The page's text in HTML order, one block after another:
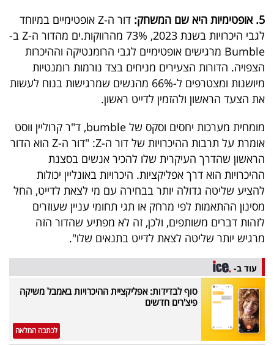
5. אופטימיות היא שם המשחק:
דור ה-Z אופטימיים במיוחד
לגבי היכרויות בשנת 2023, 73% מהרווקות.ים מהדור ה-Z ב-
Bumble מרגישים אופטימיים לגבי הרומנטיקה וההיכרות
הצפויה. הדורות הצעירים מניחים בצד נורמות רומנטיות
מיושנות ומצטרפים ל-66% מהנשים שמרגישות בנוח לעשות
את הצעד הראשון ולהזמין לדייט ראשון.
מומחית מערכות יחסים וסקס של bumble, ד"ר קרוליין ווסט
אומרת על תרבות ההיכרויות של דור ה-Z: "דור ה-Z הוא הדור
הראשון שהדרך העיקרית שלו להכיר אנשים בסצנת
ההיכרויות הוא דרך אפליקציות. היכרויות באונליין יכולות
להציע שליטה גדולה יותר בבחירה עם מי לצאת לדייט, החל
מסינון ההתאמות לפי מרחק או תגי תחומי עניין שעוזרים
לזהות דברים משותפים, ולכן, זה לא מפתיע שהדור הזה
מרגיש יותר שליטה לצאת לדייט בתנאים שלו".
עוד ב-
סוף לבדידות: אפליקציית ההיכרויות באמבל משיקה
פיצ'רים חדשים
לכתבה המלאה